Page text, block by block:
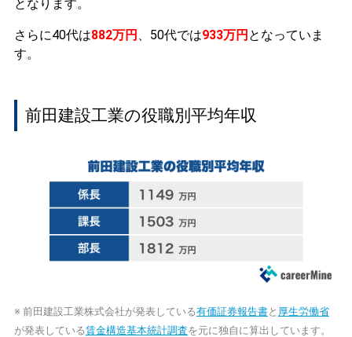
となります。
さらに40代は882万円 、50代では933万円 となっていま
す。
前田建設工業の役職別平均年収
※ 前田建設工業株式会社が発表している有価証券報告書と 厚生労働省
が発表している賃金構造基本統計調査を元に独自に算出しています。